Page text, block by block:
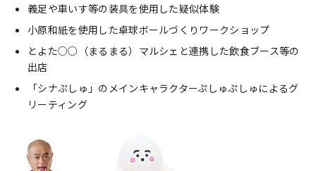
義足や車いす等の装具を使用した疑似体験
小原和紙を使用した卓球ボールづくりワークショップ
とよた○○（まるまる）マルシェと連携した飲食ブース等の
出店
「シナぷしゅ」のメインキャラクターぷしゅぷしゅによるグ
リーティング